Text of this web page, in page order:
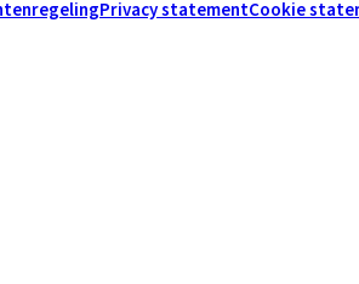
Privacy statementCookie